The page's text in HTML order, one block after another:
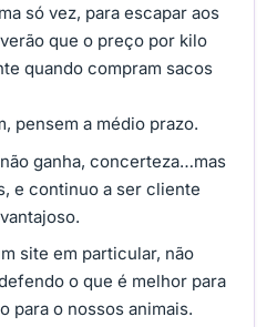
só vez, para escapar aos
que o preço por kilo
quando compram sacos
pensem a médio prazo.
ganha, concerteza…mas
e continuo a ser cliente
site em particular, não
o que é melhor para
para o nossos animais.